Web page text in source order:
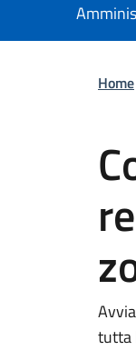
Home
tutta